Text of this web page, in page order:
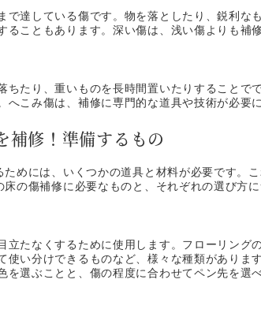
で達している傷です。物を落としたり、鋭利
ることもあります。深い傷は、浅い傷よりも補
ちたり、重いものを長時間置いたりすること
へこみ傷は、補修に専門的な道具や技術が必要
補修！準備するもの
ためには、いくつかの道具と材料が必要です。
の傷補修に必要なものと、それぞれの選び方に
立たなくするために使用します。フローリン
使い分けできるものなど、様々な種類があり
を選ぶことと、傷の程度に合わせてペン先を選